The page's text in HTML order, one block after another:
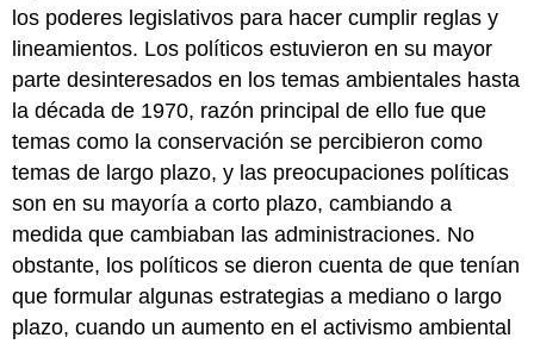
los poderes legislativos para hacer cumplir reglas y
lineamientos. Los políticos estuvieron en su mayor
parte desinteresados en los temas ambientales hasta
la década de 1970, razón principal de ello fue que
temas como la conservación se percibieron como
temas de largo plazo, y las preocupaciones políticas
son en su mayoría a corto plazo, cambiando a
medida que cambiaban las administraciones. No
obstante, los políticos se dieron cuenta de que tenían
que formular algunas estrategias a mediano o largo
plazo, cuando un aumento en el activismo ambiental